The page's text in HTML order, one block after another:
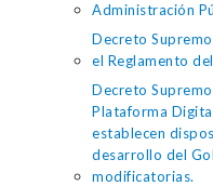
Administración
Decreto
el Reglamento
Decreto
Plataforma
establecen
desarrollo del
modificatorias.